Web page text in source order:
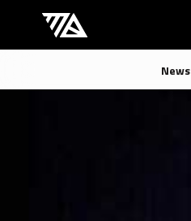
[M] mbdb [モバデビ]
News